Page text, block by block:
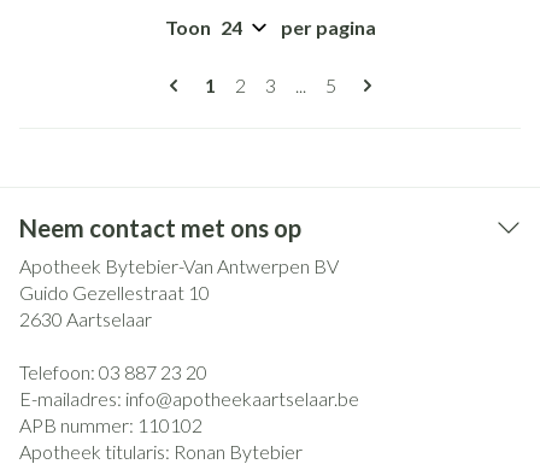
Pagina's
U lees momenteel pagina
1 Pagina
2 Pagina
3 ... Pagina
5
Toon per pagina
Neem contact met ons op
Apotheek Bytebier-Van Antwerpen BV
Guido Gezellestraat 10
2630 Aartselaar
Telefoon: 03 887 23 20
E-mailadres: info@apotheekaartselaar.be
APB nummer: 110102
Apotheek titularis: Ronan Bytebier